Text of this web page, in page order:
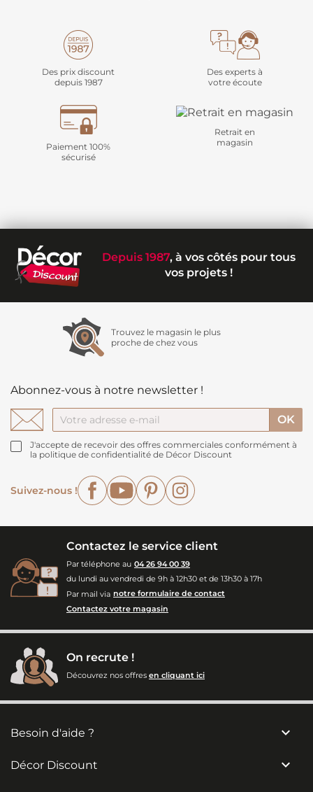
Des prix discount
depuis 1987
Des experts à
votre écoute
Paiement 100%
sécurisé
Retrait en
magasin
Depuis 1987, à vos côtés pour tous
vos projets !
Trouvez le magasin le plus
proche de chez vous
Abonnez-vous à notre newsletter !
J'accepte de recevoir des offres commerciales conformément à
la politique de confidentialité de Décor Discount
Suivez-nous !
FacebookYouTubePinterest
Contactez le service client
Par téléphone au 04 26 94 00 39
du lundi au vendredi de 9h à 12h30 et de 13h30 à 17h
Par mail via notre formulaire de contact
Contactez votre magasin
On recrute !
Découvrez nos offres en cliquant ici
Besoin d'aide ? 
Décor Discount 